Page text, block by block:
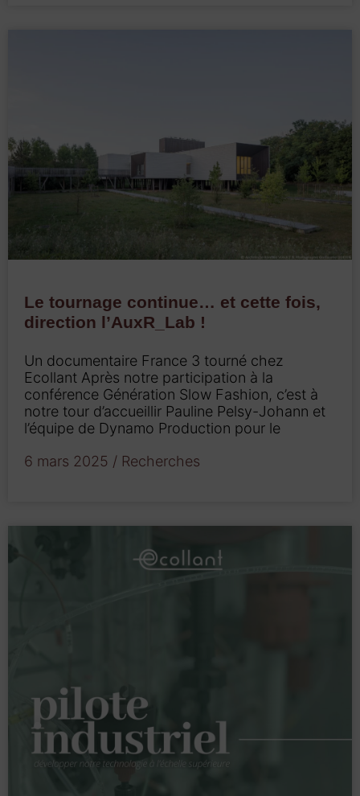
Le tournage continue… et cette fois,
direction l’AuxR_Lab !
Un documentaire France 3 tourné chez
Ecollant Après notre participation à la
conférence Génération Slow Fashion, c’est à
notre tour d’accueillir Pauline Pelsy-Johann et
l’équipe de Dynamo Production pour le
6 mars 2025 / Recherches